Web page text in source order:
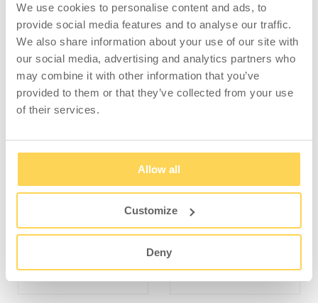
We use cookies to personalise content and ads, to
provide social media features and to analyse our traffic.
We also share information about your use of our site with
our social media, advertising and analytics partners who
may combine it with other information that you’ve
provided to them or that they’ve collected from your use
of their services.
Allow all
Customize
Deny
Holzschrauben z. B. 4,5x20 verschraubt.
Schrauben im Lieferumfang nicht enthalten.
HINWEIS: Bitte beachten Sie, dass dieser
Artikel keine Lagerware ist. Der Artikel wird
auf Bestellung produziert.
KOMPATIBEL MIT